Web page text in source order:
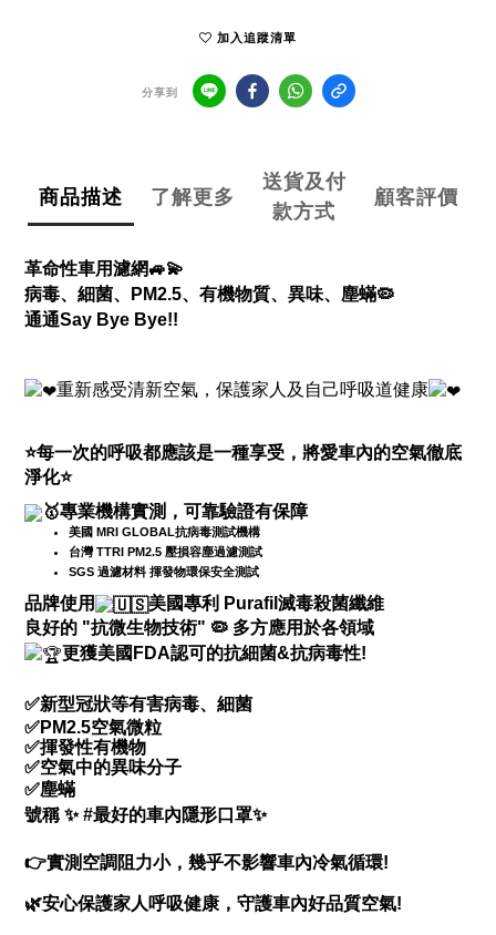
加入追蹤清單
分享到
商品描述 了解更多
送貨及付
款方式
顧客評價
革命性車用濾網🚙💫
病毒、細菌、
PM2.5、有機物質、異味、 塵蟎🦠
通通Say Bye Bye!!
重新感受清新空氣，保護家人及自己呼吸道健康
⭐每一次的呼吸都應該是一種享受，將愛車內的空氣徹底
淨化⭐
專業機構實測，可靠驗證有保障
美國 MRI GLOBAL抗病毒測試機構
台灣 TTRI PM2.5 壓損容塵過濾測試
SGS 過濾材料 揮發物環保安全測試
品牌使用
美國專利 Purafil滅毒殺菌纖維
良好的 "抗微生物技術" 🦠 多方應用於各領域
更獲美國FDA認可的抗細菌&抗病毒性!
✅新型冠狀等有害病毒、細菌
✅PM2.5空氣微粒
✅揮發性有機物
✅空氣中的異味分子
✅塵蟎
號稱✨#最好的車內隱形口罩✨
👉實測空調阻力小，幾乎不影響車內冷氣循環!
🌿安心保護家人呼吸健康，守護車內好品質空氣!